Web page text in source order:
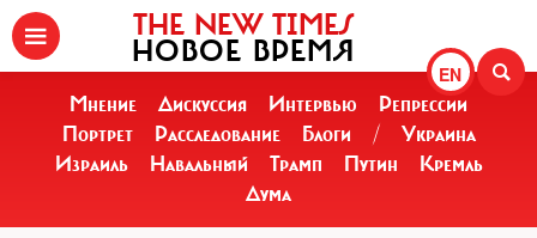
EN
THE NEW TIMES
НОВОЕ ВРЕМЯ
Мнение Дискуссия Интервью
Репрессии
Портрет
Расследование Блоги /
Украина
Израиль
Навальный Трамп Путин
Кремль
Дума